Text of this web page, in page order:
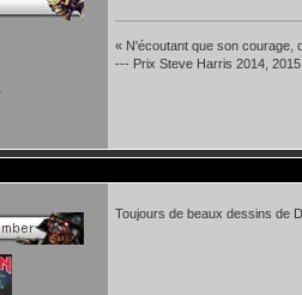
« N'écoutant que son courage,
--- Prix Steve Harris 2014,
Toujours de beaux dessins de